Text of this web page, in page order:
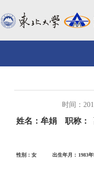
时间：
姓名：牟娟职称：
性别：女 出生年月： 1983年